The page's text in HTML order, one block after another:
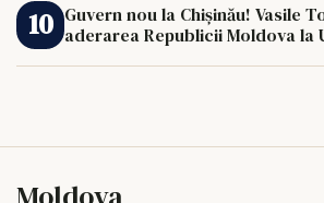
Guvern nou la Chișinău! Vasile
aderarea Republicii Moldova la